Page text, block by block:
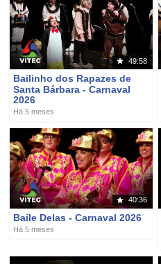
49:58
Bailinho dos Rapazes de
Santa Bárbara - Carnaval
2026
Há 5 meses
40:36
Baile Delas - Carnaval 2026
Há 5 meses